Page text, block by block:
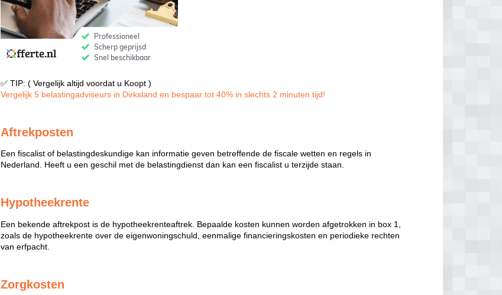
✅ TIP: ( Vergelijk altijd voordat u Koopt )
Vergelijk 5 belastingadviseurs in Dirksland en bespaar tot 40% in slechts 2 minuten tijd!
Aftrekposten
Een fiscalist of belastingdeskundige kan informatie geven betreffende de fiscale wetten en regels in
Nederland. Heeft u een geschil met de belastingdienst dan kan een fiscalist u terzijde staan.
Hypotheekrente
Een bekende aftrekpost is de hypotheekrenteaftrek. Bepaalde kosten kunnen worden afgetrokken in box 1,
zoals de hypotheekrente over de eigenwoningschuld, eenmalige financieringskosten en periodieke rechten
van erfpacht.
Zorgkosten